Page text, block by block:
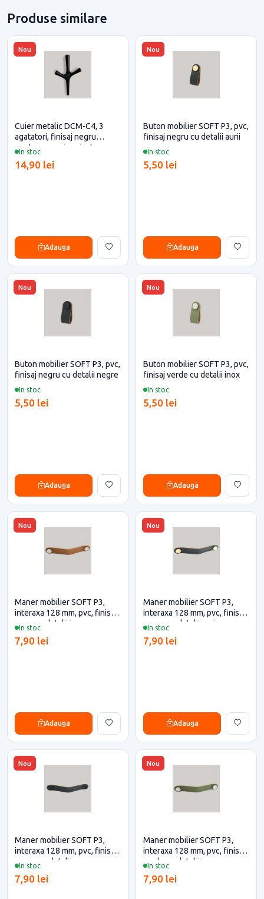
Produse similare
Nou
In stoc
Cuier metalic DCM-C4, 3
agatatori, finisaj negru
pentru casa si proiecte
14,90 lei
Adauga
Nou
In stoc
Buton mobilier SOFT P3, pvc,
finisaj negru cu detalii aurii
5,50 lei
Adauga
Nou
In stoc
Buton mobilier SOFT P3, pvc,
finisaj negru cu detalii negre
5,50 lei
Adauga
Nou
In stoc
Buton mobilier SOFT P3, pvc,
finisaj verde cu detalii inox
5,50 lei
Adauga
Nou
In stoc
Maner mobilier SOFT P3,
interaxa 128 mm, pvc, finisaj
maro cu detalii inox
7,90 lei
Adauga
Nou
In stoc
Maner mobilier SOFT P3,
interaxa 128 mm, pvc, finisaj
negru cu detalii aurii
7,90 lei
Adauga
Nou
In stoc
Maner mobilier SOFT P3,
interaxa 128 mm, pvc, finisaj
negru cu detalii negre
7,90 lei
Nou
In stoc
Maner mobilier SOFT P3,
interaxa 128 mm, pvc, finisaj
verde cu detalii inox
7,90 lei